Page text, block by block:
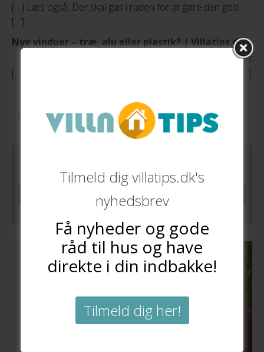
[…] Læs også: Der skal gas i ruden for at gøre den god.
[…]
Nye vinduer – træ, alu eller plastik? | Villatips.dk
august 19, 2015|
[…] Læs også: Nye ruder er markant bedre end gamle. […]
Tilmeld dig vores nyhedsbrev
Tilmeld
Tilmeld dig villatips.dk's
nyhedsbrev
Få nyheder og gode
råd til hus og have
direkte i din indbakke!
Tilmeld dig her!